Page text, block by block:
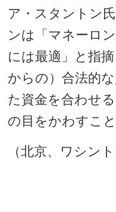
ア・スタントン
ンは「マネーロ
には最適」と指
からの）合法的
た資金を合わせ
の目をかわすこ
（北京、ワシン